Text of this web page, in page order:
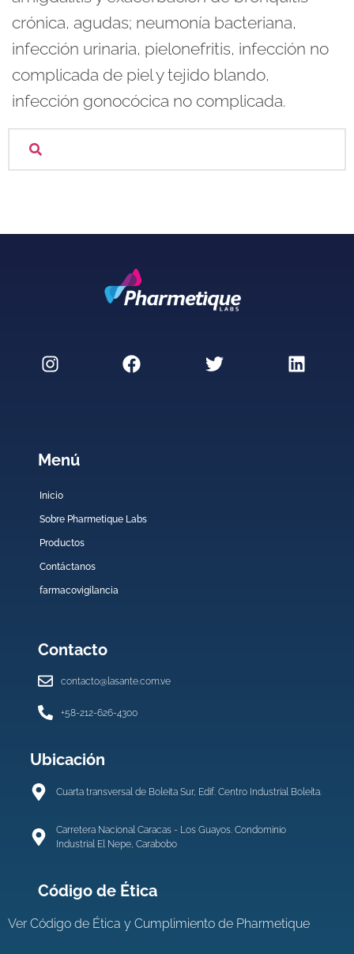
crónica, agudas; neumonía bacteriana,
infección urinaria, pielonefritis, infección no
complicada de piel y tejido blando,
infección gonocócica no complicada.
Menú
Inicio
Sobre Pharmetique Labs
Productos
Contáctanos
farmacovigilancia
Contacto
contacto@lasante.com.ve
+58-212-626-4300
Ubicación
Cuarta transversal de Boleita Sur, Edif. Centro Industrial Boleíta.
Carretera Nacional Caracas - Los Guayos. Condominio
Industrial El Nepe, Carabobo
Código de Ética
VerCódigo de Ética y Cumplimiento de Pharmetique